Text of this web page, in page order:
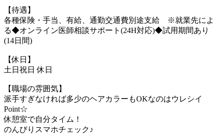
【待遇】
各種保険・手当、有給、通勤交通費別途支給 ※就業先によ
る◆オンライン医師相談サポート(24H対応)◆試用期間あり
(14日間)
【休日】
土日祝日 休日
【職場の雰囲気】
派手すぎなければ多少のヘアカラーもOKなのはウレシイ
Point☆
休憩室で自分タイム！
のんびりスマホチェック♪